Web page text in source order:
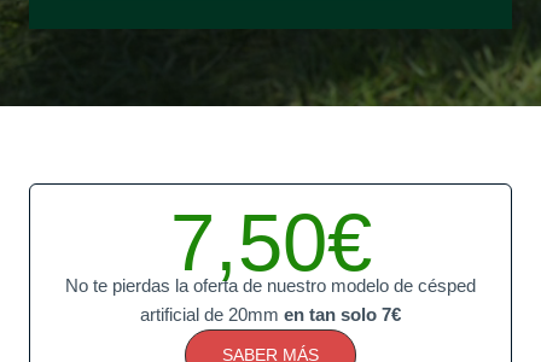
7,50€
No te pierdas la oferta de nuestro modelo de césped
artificial de 20mm en tan solo 7€
SABER MÁS